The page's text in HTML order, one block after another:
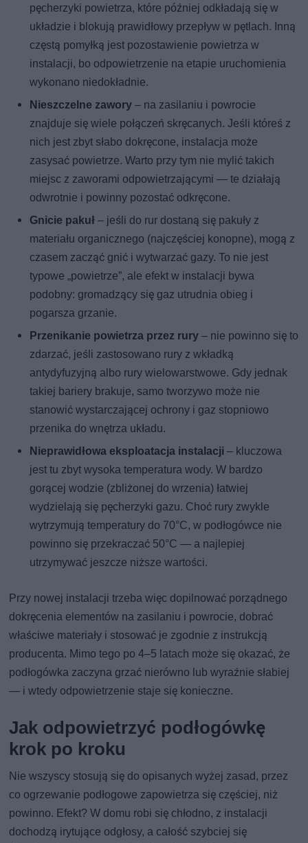
pęcherzyki powietrza, które później odkładają się w
układzie i blokują prawidłowy przepływ w pętlach. Inną
częstą pomyłką jest pozostawienie powietrza w
instalacji, bo odpowietrzenie na etapie uruchomienia
wykonano niedokładnie.
Nieszczelne zawory – na zasilaniu i powrocie
znajduje się wiele połączeń skręcanych. Jeśli któreś z
nich jest zbyt słabo dokręcone, instalacja może
zasysać powietrze. Warto przy tym nie mylić takich
miejsc z zaworami odpowietrzającymi — te działają
odwrotnie i powinny pozostać odkręcone.
Gnicie pakuł – jeśli do rur dostaną się pakuły z
materiału organicznego (najczęściej konopne), mogą z
czasem zacząć gnić i wytwarzać gazy. To nie jest
typowe „powietrze”, ale efekt w instalacji bywa
podobny: gromadzący się gaz utrudnia obieg i
pogarsza grzanie.
Przenikanie powietrza przez rury – nie powinno się to
zdarzać, jeśli zastosowano rury z wkładką
antydyfuzyjną albo rury wielowarstwowe. Gdy jednak
takiej bariery brakuje, samo tworzywo może nie
stanowić wystarczającej ochrony i gaz stopniowo
przenika do wnętrza układu.
Nieprawidłowa eksploatacja instalacji – kluczowa
jest tu zbyt wysoka temperatura wody. W bardzo
gorącej wodzie (zbliżonej do wrzenia) łatwiej
wydzielają się pęcherzyki gazu. Choć rury zwykle
wytrzymują temperatury do 70°C, w podłogówce nie
powinno się przekraczać 50°C — a najlepiej
utrzymywać jeszcze niższe wartości.
Przy nowej instalacji trzeba więc dopilnować porządnego
dokręcenia elementów na zasilaniu i powrocie, dobrać
właściwe materiały i stosować je zgodnie z instrukcją
producenta. Mimo tego po 4–5 latach może się okazać, że
podłogówka zaczyna grzać nierówno lub wyraźnie słabiej
— i wtedy odpowietrzenie staje się konieczne.
Jak odpowietrzyć podłogówkę
krok po kroku
Nie wszyscy stosują się do opisanych wyżej zasad, przez
co ogrzewanie podłogowe zapowietrza się częściej, niż
powinno. Efekt? W domu robi się chłodno, z instalacji
dochodzą irytujące odgłosy, a całość szybciej się